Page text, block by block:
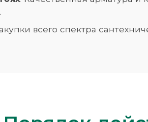
всего спектра